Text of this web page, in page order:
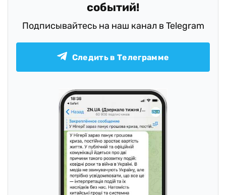
событий!
Подписывайтесь на наш канал в Telegram
Следить в Телеграмме